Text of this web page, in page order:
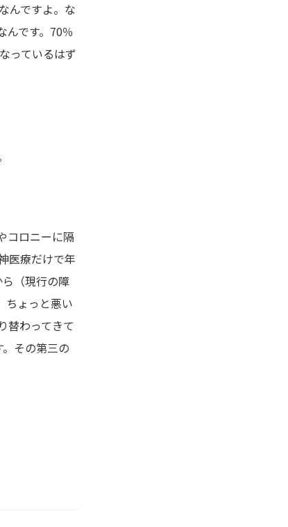
んですよ。な
んです。70％
っているはず
コロニーに隔
医療だけで年
（現行の障
ちょっと悪い
替わってきて
その第三の